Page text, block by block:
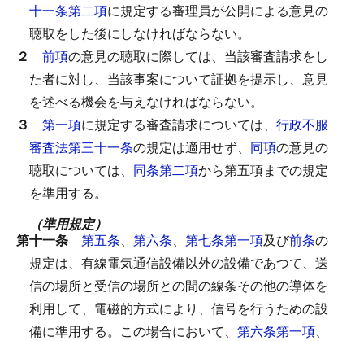
十一条第二項に規定する審理員が公開による意見の
聴取をした後にしなければならない。
２ 前項の意見の聴取に際しては、当該審査請求をし
た者に対し、当該事案について証拠を提示し、意見
を述べる機会を与えなければならない。
３ 第一項に規定する審査請求については、 行政不服
審査法第三十一条の規定は適用せず、 同項の意見の
聴取については、 同条第二項から第五項までの規定
を準用する。
（準用規定）
第十一条 第五条、 第六条、 第七条第一項及び前条の
規定は、有線電気通信設備以外の設備であつて、送
信の場所と受信の場所との間の線条その他の導体を
利用して、電磁的方式により、信号を行うための設
備に準用する。 この場合において、 第六条第一項、